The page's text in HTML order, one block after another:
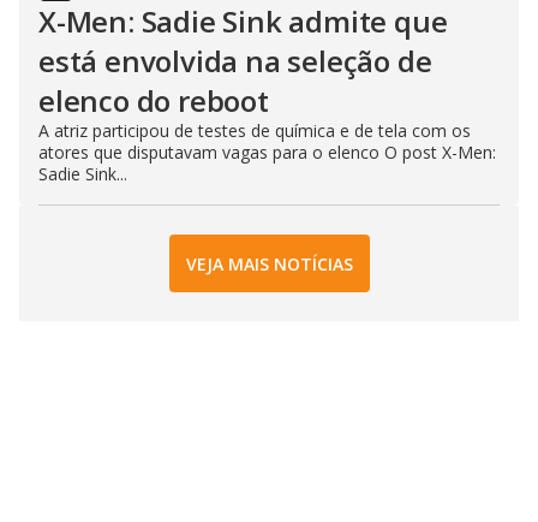
X-Men: Sadie Sink admite que
está envolvida na seleção de
elenco do reboot
A atriz participou de testes de química e de tela com os
atores que disputavam vagas para o elenco O post X-Men:
Sadie Sink...
VEJA MAIS NOTÍCIAS